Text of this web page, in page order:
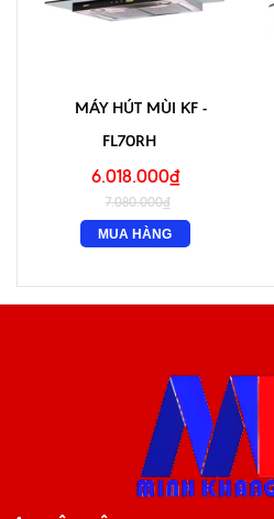
MÁY HÚT MÙI KF -
FL70RH
6.018.000₫
7.080.000₫
MUA HÀNG